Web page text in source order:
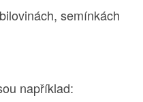
semínkách
například: